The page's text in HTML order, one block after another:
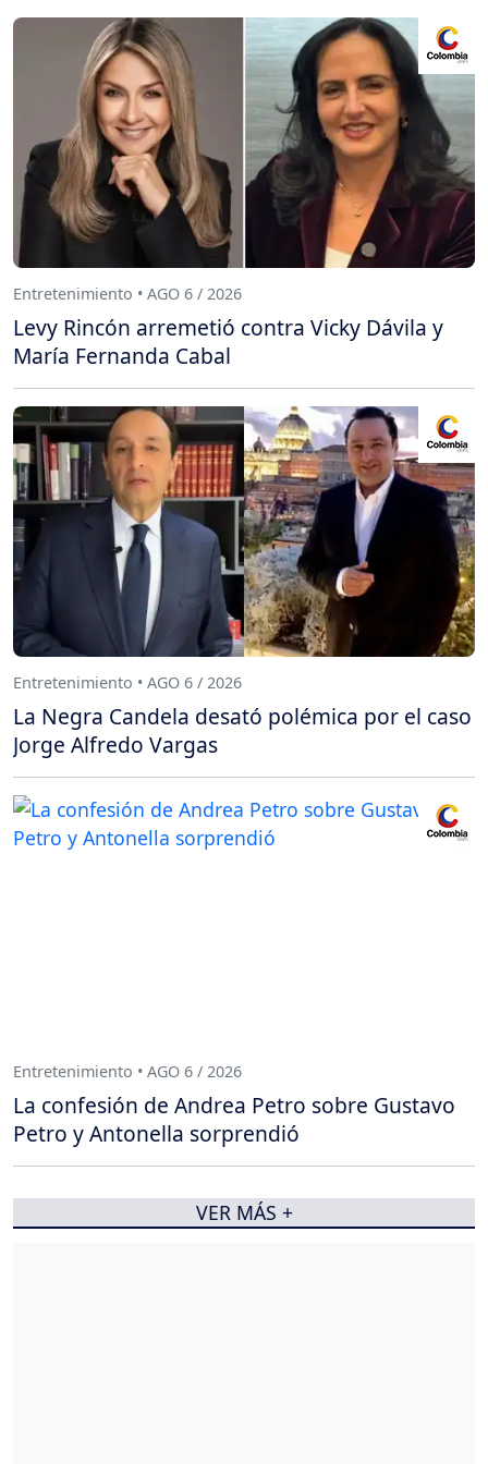
Entretenimiento • AGO 6 / 2026
Levy Rincón arremetió contra Vicky Dávila y
María Fernanda Cabal
Entretenimiento • AGO 6 / 2026
La Negra Candela desató polémica por el caso
Jorge Alfredo Vargas
Entretenimiento • AGO 6 / 2026
La confesión de Andrea Petro sobre Gustavo
Petro y Antonella sorprendió
VER MÁS +